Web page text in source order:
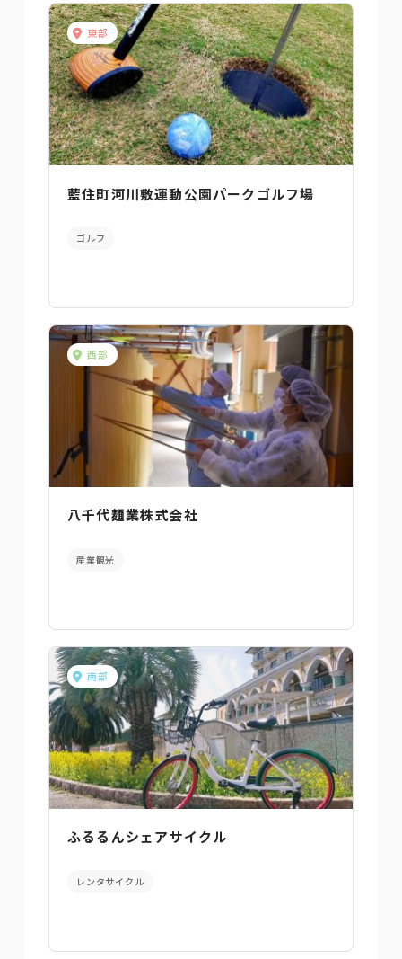
東部
藍住町河川敷運動公園パークゴルフ場
ゴルフ
西部
八千代麺業株式会社
産業観光
南部
ふるるんシェアサイクル
レンタサイクル